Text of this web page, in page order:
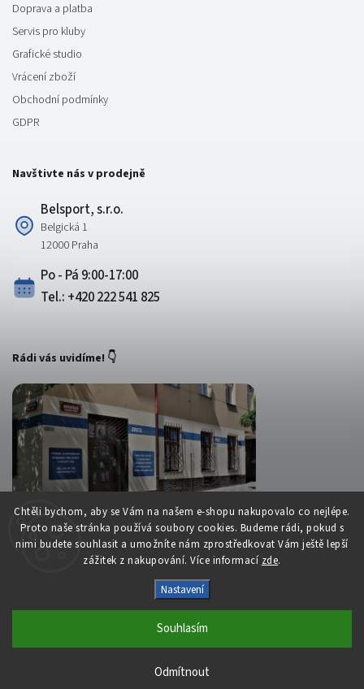
Chtěli bychom, aby se Vám na našem e-shopu nakupovalo co nejlépe.
Proto naše stránka používá soubory cookies. Budeme rádi, pokud s
nimi budete souhlasit a umožníte nám zprostředkovat Vám ještě lepší
zážitek z nakupování. Více informací zde.
Nastavení
Odmítnout
Souhlasím
Doprava a platba
Servis pro kluby
Grafické studio
Vrácení zboží
Obchodní podmínky
GDPR
Navštivte nás v prodejně
Belsport, s.r.o.
Belgická 1
12000 Praha
Po - Pá 9:00-17:00
Tel.: +420 222 541 825
Rádi vás uvidíme! 👇
Belsport.cz. Všechna práva vyhrazena.
Upravit nastavení cookies
Shoptet | DesignShoptak.cz
S láskou vyrobiloFilipesmedia 🧡